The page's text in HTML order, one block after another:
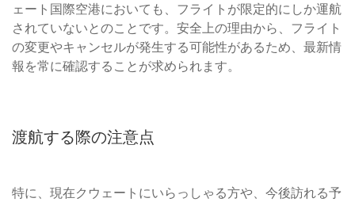
ェート国際空港においても、フライトが限定的にしか運航
されていないとのことです。安全上の理由から、フライト
の変更やキャンセルが発生する可能性があるため、最新情
報を常に確認することが求められます。
渡航する際の注意点
特に、現在クウェートにいらっしゃる方や、今後訪れる予